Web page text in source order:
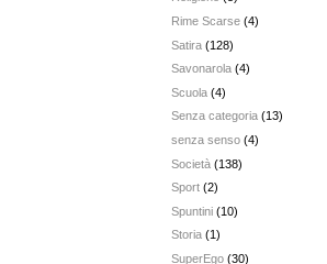
Rime Scarse (4)
Satira (128)
Savonarola (4)
Scuola (4)
Senza categoria (13)
senza senso (4)
Società (138)
Sport (2)
Spuntini (10)
Storia (1)
SuperEgo (30)